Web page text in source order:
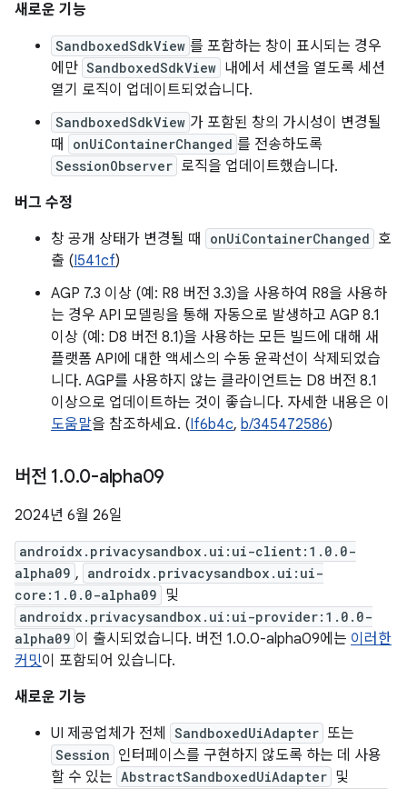
새로운 기능
SandboxedSdkView 를 포함하는 창이 표시되는 경우
에만 SandboxedSdkView 내에서 세션을 열도록 세션
열기 로직이 업데이트되었습니다.
SandboxedSdkView 가 포함된 창의 가시성이 변경될
때
onUiContainerChanged 를 전송하도록
SessionObserver 로직을 업데이트했습니다.
버그 수정
창 공개 상태가 변경될 때
onUiContainerChanged 호
출 (I541cf)
AGP 7.3 이상 (예: R8 버전 3.3)을 사용하여 R8을 사용하
는 경우 API 모델링을 통해 자동으로 발생하고 AGP 8.1
이상 (예: D8 버전 8.1)을 사용하는 모든 빌드에 대해 새
플랫폼 API에 대한 액세스의 수동 윤곽선이 삭제되었습
니다. AGP를 사용하지 않는 클라이언트는 D8 버전 8.1
이상으로 업데이트하는 것이 좋습니다. 자세한 내용은 이
도움말을 참조하세요. (If6b4c, b/345472586)
버전 1.0.0-alpha09
2024년 6월 26일
androidx.privacysandbox.ui:ui-client:1.0.0-
alpha09 , androidx.privacysandbox.ui:ui-
core:1.0.0-alpha09 및
androidx.privacysandbox.ui:ui-provider:1.0.0-
alpha09 이 출시되었습니다. 버전 1.0.0-alpha09에는 이러한
커밋이 포함되어 있습니다.
새로운 기능
UI 제공업체가 전체
SandboxedUiAdapter 또는
Session 인터페이스를 구현하지 않도록 하는 데 사용
할 수 있는 AbstractSandboxedUiAdapter 및